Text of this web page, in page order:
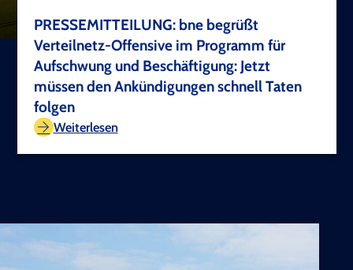
PRESSEMITTEILUNG: bne begrüßt
Verteilnetz-Offensive im Programm für
Aufschwung und Beschäftigung: Jetzt
müssen den Ankündigungen schnell Taten
folgen
Weiterlesen